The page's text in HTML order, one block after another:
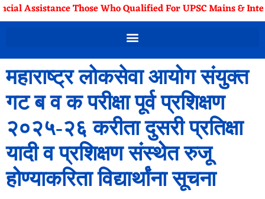
Assistance Those Who Qualified For UPSC Mains &
महाराष्ट्र लोकसेवा आयोग संयुक्त
गट ब व क परीक्षा पूर्व प्रशिक्षण
२०२५-२६ करीता दुसरी प्रतिक्षा
यादी व प्रशिक्षण संस्थेत रुजू
होण्याकरिता विद्यार्थांना सूचना